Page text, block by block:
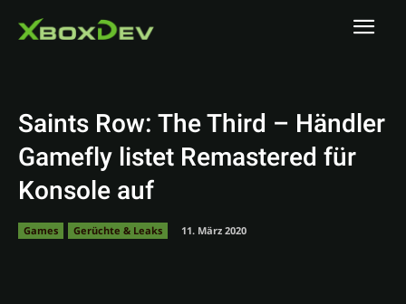
Saints Row: The Third – Händler
Gamefly listet Remastered für
Konsole auf
Games Gerüchte & Leaks 11. März 2020